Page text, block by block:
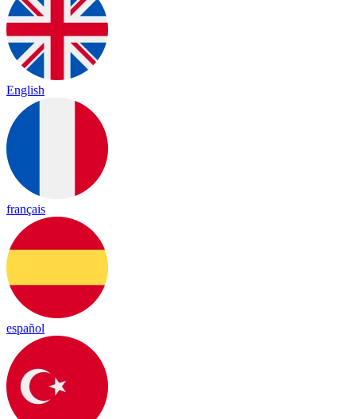
English
français
español